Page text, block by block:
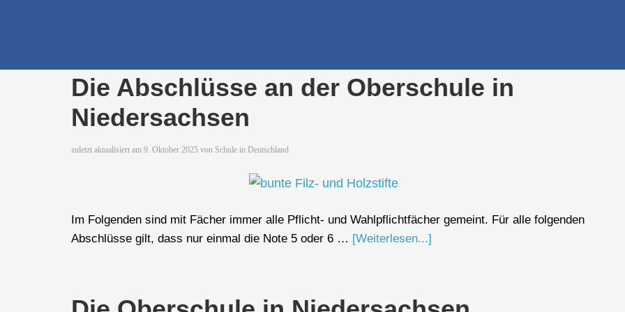
Die richtige Schule finden - dein Infoportal zur
Die Abschlüsse an der Oberschule in
Niedersachsen
zuletzt aktualisiert am 9. Oktober 2025 von Schule in Deutschland
Im Folgenden sind mit Fächer immer alle Pflicht- und Wahlpflichtfächer gemeint. Für alle folgenden
Abschlüsse gilt, dass nur einmal die Note 5 oder 6 … [Weiterlesen...]